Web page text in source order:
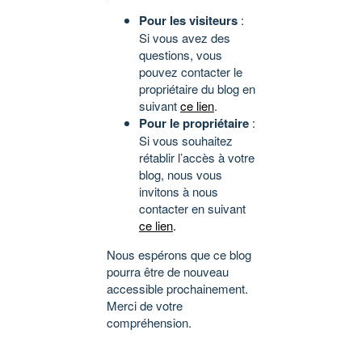
Pour les visiteurs :
Si vous avez des
questions, vous
pouvez contacter le
propriétaire du blog en
suivantce lien.
Pour le propriétaire :
Si vous souhaitez
rétablir l’accès à votre
blog, nous vous
invitons à nous
contacter en suivant
ce lien.
Nous espérons que ce blog
pourra être de nouveau
accessible prochainement.
Merci de votre
compréhension.